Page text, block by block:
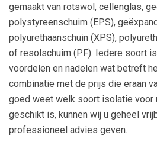
gemaakt van rotswol, cellenglas,
polystyreenschuim (EPS),
polyurethaanschuin (XPS),
of resolschuim (PF). Iedere soort
voordelen en nadelen wat betreft
combinatie met de prijs die eraan
goed weet welk soort isolatie voor
geschikt is, kunnen wij u geheel
professioneel advies geven.